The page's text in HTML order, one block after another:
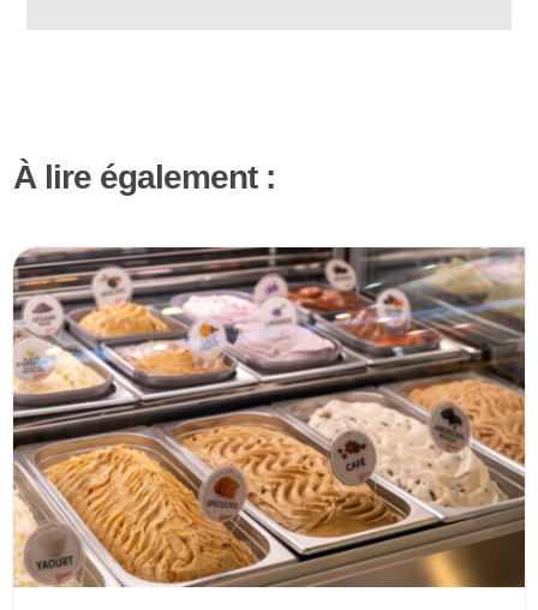
À lire également :